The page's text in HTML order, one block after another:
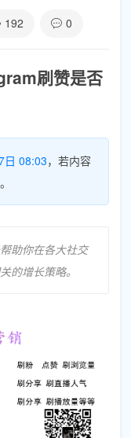
192 0
刷赞是否
日 08:03，若内容
助你在各大社交
的增长策略。